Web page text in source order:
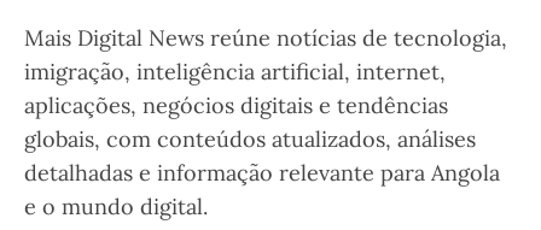
Mais Digital News reúne notícias de tecnologia,
imigração, inteligência artificial, internet,
aplicações, negócios digitais e tendências
globais, com conteúdos atualizados, análises
detalhadas e informação relevante para Angola
e o mundo digital.